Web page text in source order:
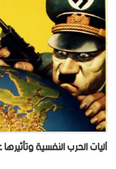
آليات الحرب النفسية